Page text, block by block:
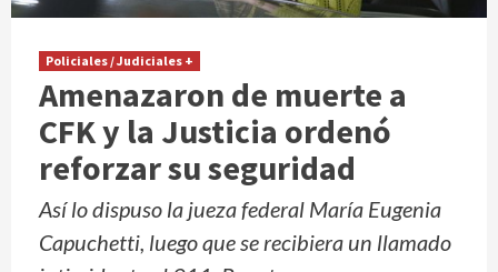
Policiales / Judiciales +
Amenazaron de muerte a
CFK y la Justicia ordenó
reforzar su seguridad
Así lo dispuso la jueza federal María Eugenia
Capuchetti, luego que se recibiera un llamado